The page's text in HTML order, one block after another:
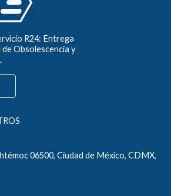
R24: Entrega
Obsolescencia y
06500, Ciudad de México, CDMX,